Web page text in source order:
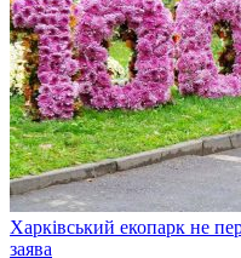
Харківський екопарк не
заява